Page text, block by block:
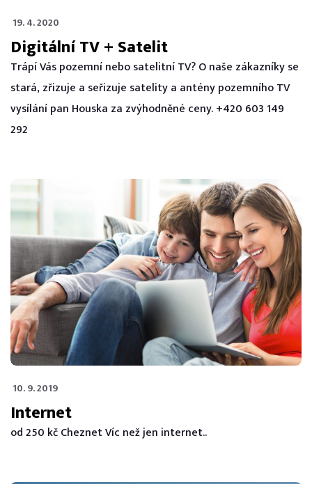
19. 4. 2020
Digitální TV + Satelit
Trápí Vás pozemní nebo satelitní TV? O naše zákazníky se
stará, zřizuje a seřizuje satelity a antény pozemního TV
vysílání pan Houska za zvýhodněné ceny. +420 603 149
292
10. 9. 2019
Internet
od 250 kč Cheznet Víc než jen internet..